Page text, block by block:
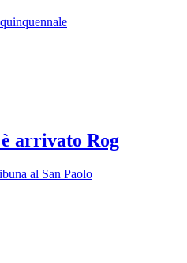
arrivato Rog
al San Paolo